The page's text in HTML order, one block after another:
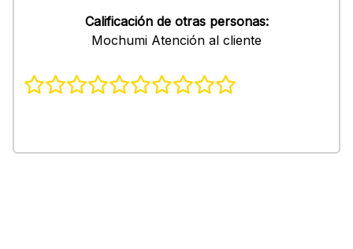
Calificación de otras personas:
Mochumi Atención al cliente